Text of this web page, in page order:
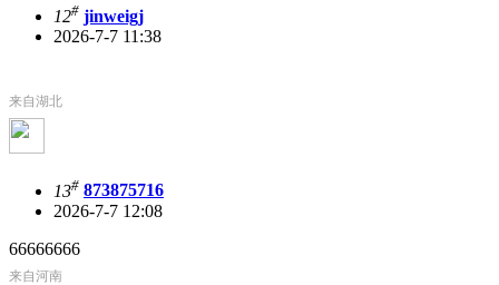
12# jinweigj
2026-7-7 11:38
来自湖北
13# 873875716
2026-7-7 12:08
66666666
来自河南